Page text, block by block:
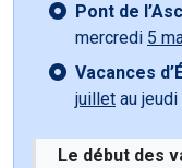
Pont de
mercredi 5
Vacances
juillet au jeudi
Le début des